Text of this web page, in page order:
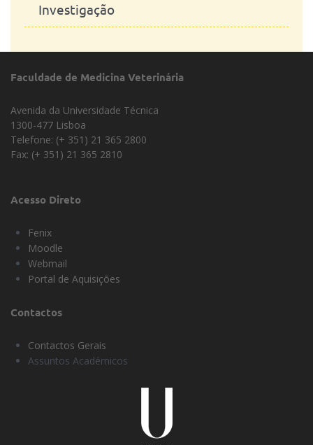
Investigação
Faculdade de Medicina Veterinária
Avenida da Universidade Técnica
1300-477 Lisboa
Telefone: (+ 351) 21 365 2800
Fax: (+ 351) 21 365 2810
Acesso Direto
Fenix
Moodle
Webmail
Portal de Aquisições
Contactos
Contactos Gerais
Assuntos Académicos